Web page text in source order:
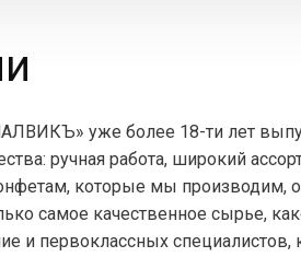
уже более 18-ти лет
ручная работа, широкий
которые мы производим,
самое качественное сырье,
и первоклассных специалистов,